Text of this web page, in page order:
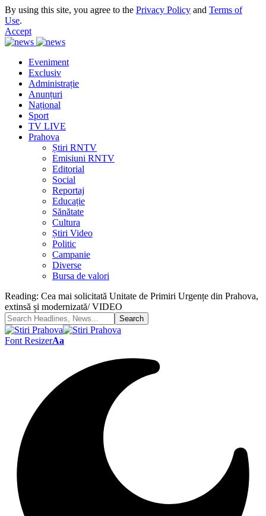
By using this site, you agree to the Privacy Policy and Terms of
Use.
Accept
Eveniment
Exclusiv
Administrație
Anunțuri
Național
Sport
TV LIVE
Prahova
Știri RNTV
Emisiuni RNTV
Editorial
Social
Reportaj
Educație
Sănătate
Cultura
Știri Video
Politic
Campanie
Diverse
Bursa de valori
Reading: Cea mai solicitată Unitate de Primiri Urgențe din Prahova,
extinsă și modernizată/ VIDEO
Font ResizerAa